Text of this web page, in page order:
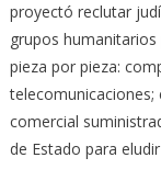
proyectó reclutar
grupos
pieza por pieza:
comercial
de Estado para